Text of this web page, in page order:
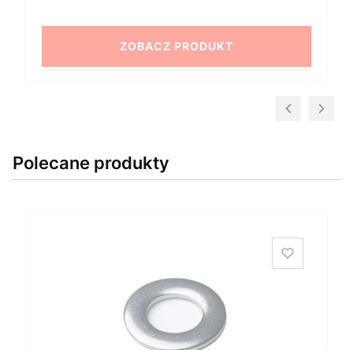
ZOBACZ PRODUKT
Polecane produkty